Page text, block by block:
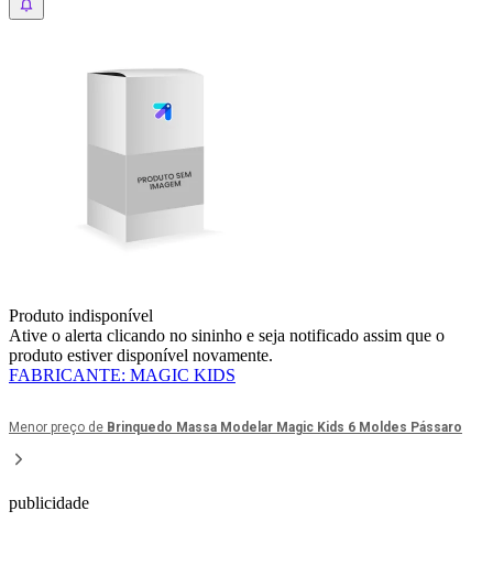
Produto indisponível
Ative o alerta clicando no sininho e seja notificado assim que o
produto estiver disponível novamente.
FABRICANTE: MAGIC KIDS
Menor preço de Brinquedo Massa Modelar Magic Kids 6 Moldes Pássaro
publicidade